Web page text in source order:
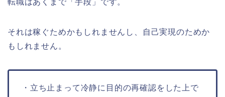
転職はあくまで「手段」です。
それは稼ぐためかもしれませんし、自己実現のためか
もしれません。
・立ち止まって冷静に目的の再確認をした上で